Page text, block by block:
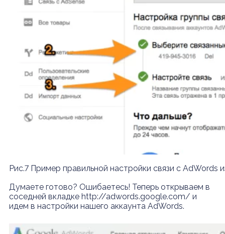
Рис.7 Пример правильной настройки связи с AdWords
Думаете готово? Ошибаетесь! Теперь открываем в
соседней вкладке http://adwords.google.com/ и
идем в настройки нашего аккаунта AdWords.